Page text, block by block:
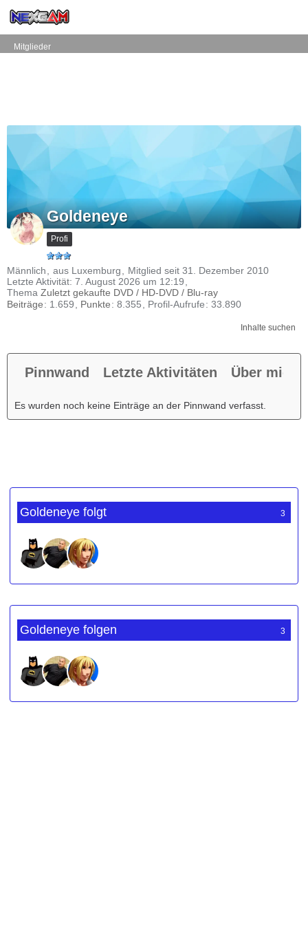
Mitglieder
Goldeneye
Profi
Männlich aus Luxemburg
Mitglied seit 31. Dezember 2010
Letzte Aktivität: 7. August 2026 um 12:19
Thema Zuletzt gekaufte DVD / HD-DVD / Blu-ray
Beiträge
1.659 Punkte 8.355 Profil-Aufrufe 33.890
Inhalte suchen
Pinnwand Letzte Aktivitäten Über mich
Es wurden noch keine Einträge an der Pinnwand verfasst.
Goldeneye folgt 3
Goldeneye folgen 3